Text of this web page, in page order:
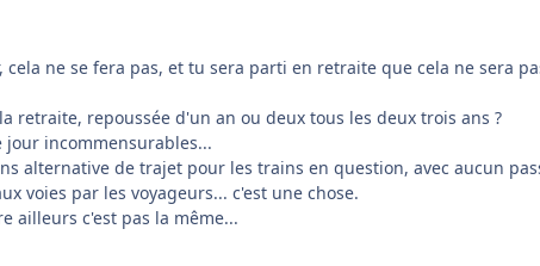
cela ne se fera pas, et tu sera parti en retraite que cela ne sera
retraite, repoussée d'un an ou deux tous les deux trois ans ?
jour incommensurables...
alternative de trajet pour les trains en question, avec aucun
voies par les voyageurs... c'est une chose.
ailleurs c'est pas la même...